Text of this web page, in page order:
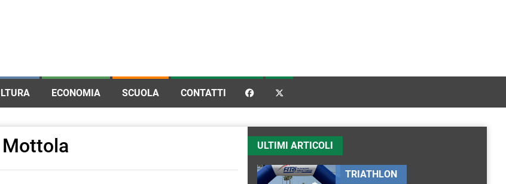
ECONOMIA SCUOLA CONTATTI  
ULTIMI ARTICOLI
TRIATHLON